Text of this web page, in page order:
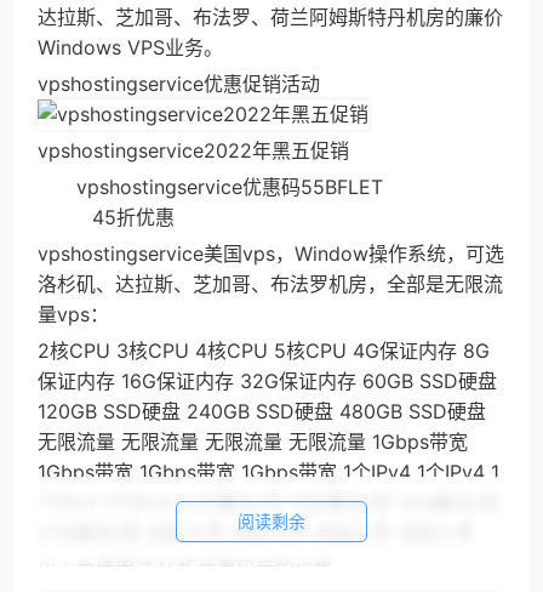
达拉斯、芝加哥、布法罗、荷兰阿姆斯特丹机房的廉价
Windows VPS业务。
vpshostingservice优惠促销活动
vpshostingservice2022年黑五促销
vpshostingservice优惠码55BFLET
45折优惠
vpshostingservice美国vps，Window操作系统，可选
洛杉矶、达拉斯、芝加哥、布法罗机房，全部是无限流
量vps：
2核CPU 3核CPU 4核CPU 5核CPU 4G保证内存 8G
保证内存 16G保证内存 32G保证内存 60GB SSD硬盘
120GB SSD硬盘 240GB SSD硬盘 480GB SSD硬盘
无限流量 无限流量 无限流量 无限流量 1Gbps带宽
1Gbps带宽 1Gbps带宽 1Gbps带宽 1个IPv4 1个IPv4 1
个IPv4 1个IPv4 4.05美元/月 7.65美元/月 14.4美元/月
27.9美元/月 点此入手 点此入手 点此入手 点此入手
以上为使用过45折优惠码后的价格
阅读剩余